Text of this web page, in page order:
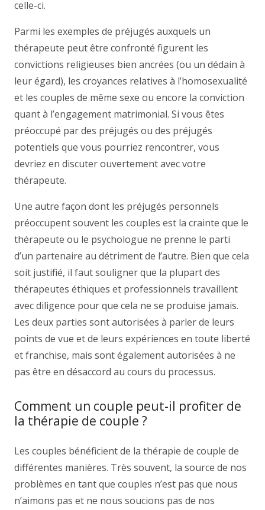
celle-ci.
Parmi les exemples de préjugés auxquels un
thérapeute peut être confronté figurent les
convictions religieuses bien ancrées (ou un dédain à
leur égard), les croyances relatives à l’homosexualité
et les couples de même sexe ou encore la conviction
quant à l’engagement matrimonial. Si vous êtes
préoccupé par des préjugés ou des préjugés
potentiels que vous pourriez rencontrer, vous
devriez en discuter ouvertement avec votre
thérapeute.
Une autre façon dont les préjugés personnels
préoccupent souvent les couples est la crainte que le
thérapeute ou le psychologue ne prenne le parti
d’un partenaire au détriment de l’autre. Bien que cela
soit justifié, il faut souligner que la plupart des
thérapeutes éthiques et professionnels travaillent
avec diligence pour que cela ne se produise jamais.
Les deux parties sont autorisées à parler de leurs
points de vue et de leurs expériences en toute liberté
et franchise, mais sont également autorisées à ne
pas être en désaccord au cours du processus.
Comment un couple peut-il profiter de
la thérapie de couple ?
Les couples bénéficient de la thérapie de couple de
différentes manières. Très souvent, la source de nos
problèmes en tant que couples n’est pas que nous
n’aimons pas et ne nous soucions pas de nos